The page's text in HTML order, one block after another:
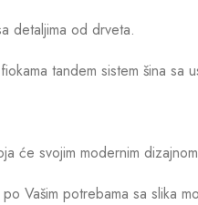
detaljima od drveta.
tandem sistem šina sa
će svojim modernim
Vašim potrebama sa slika